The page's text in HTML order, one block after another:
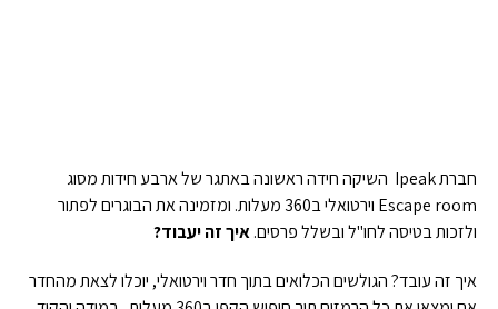
חברת Ipeak השיקה חידה ראשונה באתגר של ארבע חידות מסוג
Escape room וירטואלי ב360 מעלות. ומזמינה את הבוגרים לפתור
ולזכות בטיסה לחו"ל ובשלל פרסים.איך זה יעבוד?
איך זה עובד? הגולשים הכלואים בתוך חדר וירטואלי, יוכלו לצאת מהחדר